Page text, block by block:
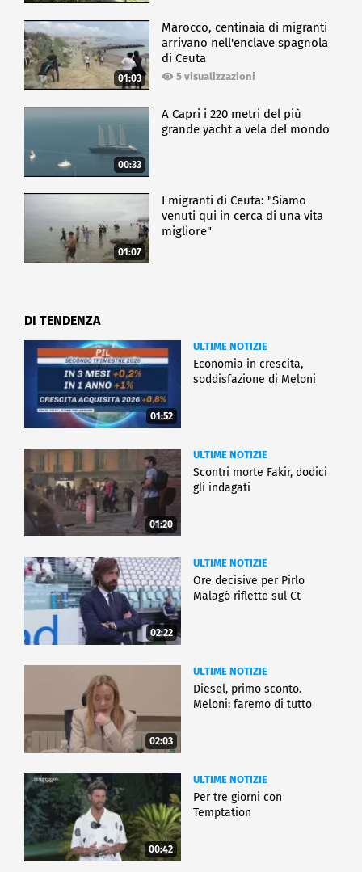
01:03
Marocco, centinaia di migranti
arrivano nell'enclave spagnola
di Ceuta
5 visualizzazioni
00:33
A Capri i 220 metri del più
grande yacht a vela del mondo
01:07
I migranti di Ceuta: "Siamo
venuti qui in cerca di una vita
migliore"
DI TENDENZA
01:52
ULTIME NOTIZIE
Economia in crescita,
soddisfazione di Meloni
01:20
ULTIME NOTIZIE
Scontri morte Fakir, dodici
gli indagati
02:22
ULTIME NOTIZIE
Ore decisive per Pirlo
Malagò riflette sul Ct
02:03
ULTIME NOTIZIE
Diesel, primo sconto.
Meloni: faremo di tutto
00:42
ULTIME NOTIZIE
Per tre giorni con
Temptation